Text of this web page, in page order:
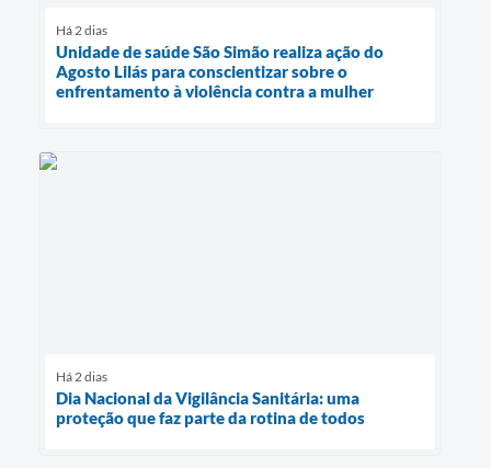
Há 2 dias
Unidade de saúde São Simão realiza ação do
Agosto Lilás para conscientizar sobre o
enfrentamento à violência contra a mulher
Há 2 dias
Dia Nacional da Vigilância Sanitária: uma
proteção que faz parte da rotina de todos